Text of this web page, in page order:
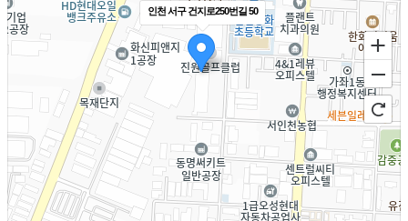
인천 서구 건지로250번길 50